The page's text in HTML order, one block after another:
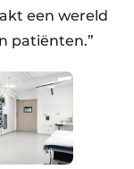
een wereld
patiënten.”